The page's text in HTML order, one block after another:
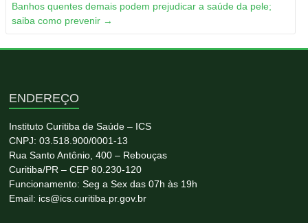
Banhos quentes demais podem prejudicar a saúde da pele;
saiba como prevenir →
ENDEREÇO
Instituto Curitiba de Saúde – ICS
CNPJ: 03.518.900/0001-13
Rua Santo Antônio, 400 – Rebouças
Curitiba/PR – CEP 80.230-120
Funcionamento: Seg a Sex das 07h às 19h
Email: ics@ics.curitiba.pr.gov.br